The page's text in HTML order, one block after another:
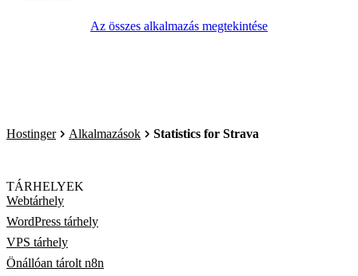
Az összes alkalmazás megtekintése
Hostinger Alkalmazások Statistics for Strava
TÁRHELYEK
Webtárhely
WordPress tárhely
VPS tárhely
Önállóan tárolt n8n